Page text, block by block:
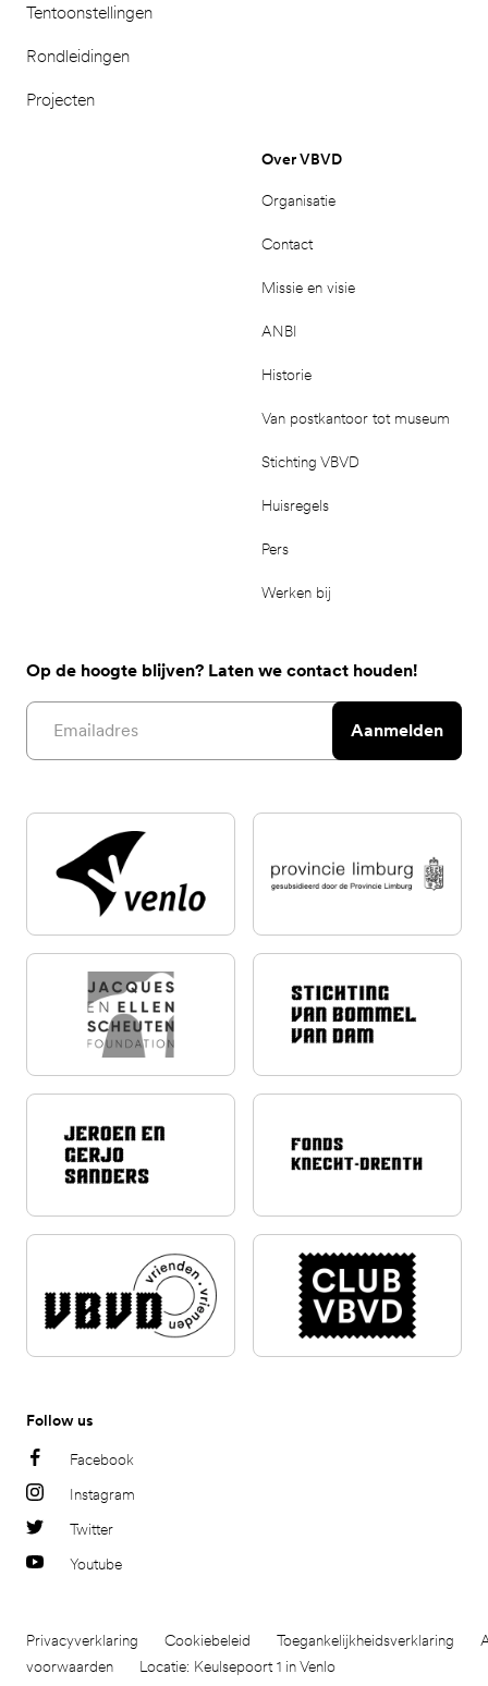
Tentoonstellingen
Rondleidingen
Projecten
Over VBVD
Organisatie
Contact
Missie en visie
ANBI
Historie
Van postkantoor tot museum
Stichting VBVD
Huisregels
Pers
Werken bij
Op de hoogte blijven? Laten we contact houden!
Email address
Aanmelden
Follow us
Facebook
Instagram
Twitter
Youtube
Privacyverklaring Cookiebeleid Toegankelijkheidsverklaring
voorwaarden
Locatie: Keulsepoort 1 in Venlo